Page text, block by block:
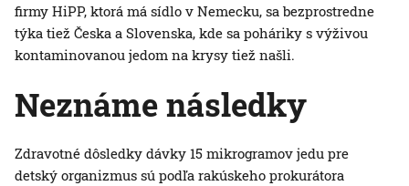
firmy HiPP, ktorá má sídlo v Nemecku, sa bezprostredne
týka tiež Česka a Slovenska, kde sa poháriky s výživou
kontaminovanou jedom na krysy tiež našli.
Neznáme následky
Zdravotné dôsledky dávky 15 mikrogramov jedu pre
detský organizmus sú podľa rakúskeho prokurátora